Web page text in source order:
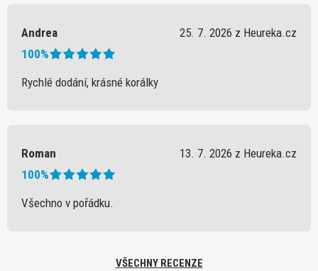
Andrea
25. 7. 2026 z Heureka.cz
100%
Rychlé dodání, krásné korálky
Roman
13. 7. 2026 z Heureka.cz
100%
Všechno v pořádku.
VŠECHNY RECENZE